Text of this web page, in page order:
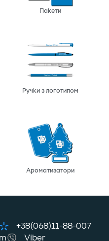
Пакети
Ручки з логотипом
Ароматизатори
+38(068)11-88-007
Viber